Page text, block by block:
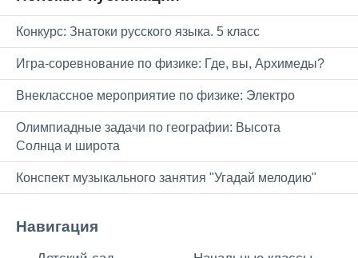
Конкурс: Знатоки русского языка. 5 класс
Игра-соревнование по физике: Где, вы, Архимеды?
Внеклассное мероприятие по физике: Электро
Олимпиадные задачи по географии: Высота
Солнца и широта
Конспект музыкального занятия "Угадай мелодию"
Навигация